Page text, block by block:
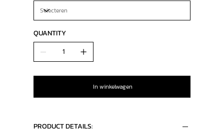
QUANTITY
In winkelwagen
PRODUCT DETAILS: